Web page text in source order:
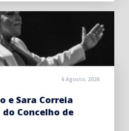
6 Agosto, 2026
e Sara Correia
Concelho de